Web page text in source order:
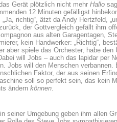
Gerät plötzlich nicht mehr Hallo
12 Minuten gefälligst
richtig“, ätzt da Andy Hertzfeld,
der Gottvergleich gefällt ihm
aus alten Garagentagen,
kein Handwerker: „Richtig“,
aber spiele das Orchester, habe den
will Jobs – auch das lapidar per
Jobs will den Menschen verbannen.
Faktor, der aus seinen
soll so perfekt sein, das kein
ändern können.
seiner Umgebung geben ihm allen